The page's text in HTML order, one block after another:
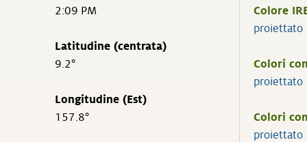
2:09 PM
Latitudine (centrata)
9.2°
Longitudine (Est)
157.8°
Colore
proiettato
Colori
proiettato
Colori
proiettato